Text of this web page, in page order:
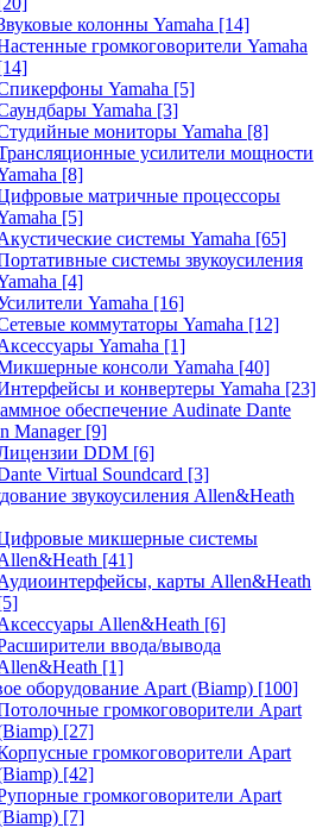
колонны Yamaha [14]
громкоговорители Yamaha
Yamaha [5]
Yamaha [3]
мониторы Yamaha [8]
усилители мощности
[8]
матричные процессоры
[5]
системы Yamaha [65]
системы звукоусиления
[4]
Yamaha [16]
коммутаторы Yamaha [12]
Yamaha [1]
консоли Yamaha [40]
и конвертеры Yamaha [23]
обеспечение Audinate Dante
Manager [9]
DDM [6]
Virtual Soundcard [3]
звукоусиления Allen&Heath
микшерные системы
[41]
карты Allen&Heath
Allen&Heath [6]
ввода/вывода
[1]
оборудование Apart (Biamp) [100]
громкоговорители Apart
[27]
громкоговорители Apart
[42]
громкоговорители Apart
[7]